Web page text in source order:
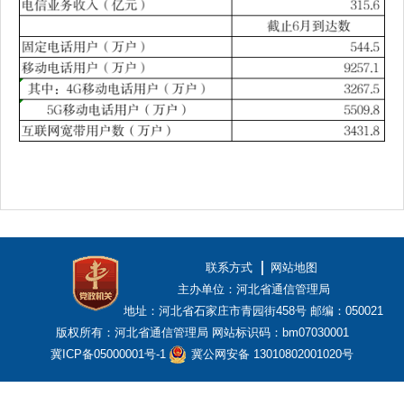
联系方式
网站地图
主办单位：河北省通信管理局
地址：河北省石家庄市青园街458号 邮编：050021
版权所有：河北省通信管理局 网站标识码：bm07030001
冀ICP备05000001号-1
冀公网安备 13010802001020号